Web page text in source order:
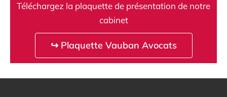
Téléchargez la plaquette de présentation de notre
cabinet
↪ Plaquette Vauban Avocats